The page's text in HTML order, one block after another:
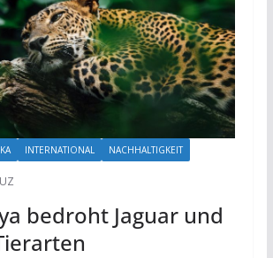
INTERNATIONAL NACHHALTIGKEIT
UZ
bedroht Jaguar und